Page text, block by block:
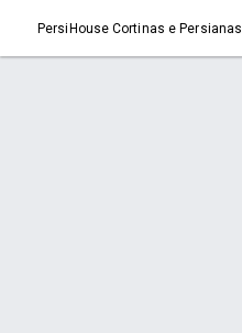
PersiHouse Cortinas e Persianas